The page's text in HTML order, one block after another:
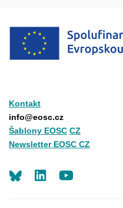
Kontakt
info@eosc.cz
Šablony EOSC CZ
Newsletter EOSC CZ
LinkedIn